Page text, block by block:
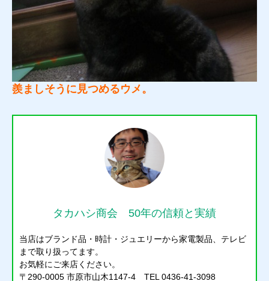
羨ましそうに見つめるウメ。
タカハシ商会 50年の信頼と実績
当店はブランド品・時計・ジュエリーから家電製品、テレビ
まで取り扱ってます。
お気軽にご来店ください。
〒290-0005 市原市山木1147-4 TEL 0436-41-3098